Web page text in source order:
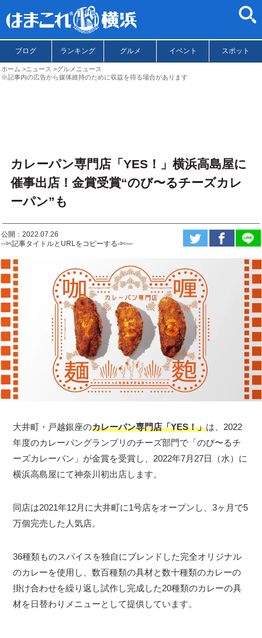
ブログ ランキング グルメ イベント スポット
ホーム ニュース
グルメニュース
※記事内の広告から媒体維持のために収益を得る場合があります
カレーパン専門店「YES！」横浜高島屋に
催事出店！金賞受賞“のび〜るチーズカレ
ーパン”も
公開：2022.07.26
--✄記事タイトルとURLをコピーする-✄—
大井町・戸越銀座のカレーパン専門店「YES！」は、2022
年度のカレーパングランプリのチーズ部門で「のび〜るチ
ーズカレーパン」が金賞を受賞し、2022年7月27日（水）に
横浜高島屋にて神奈川初出店します。
同店は2021年12月に大井町に1号店をオープンし、3ヶ月で5
万個完売した人気店。
36種類ものスパイスを独自にブレンドした完全オリジナル
のカレーを使用し、数百種類の具材と数十種類のカレーの
掛け合わせを繰り返し試作し完成した20種類のカレーの具
材を日替わりメニューとして提供しています。